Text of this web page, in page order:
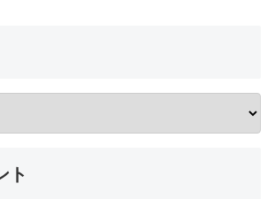
ト